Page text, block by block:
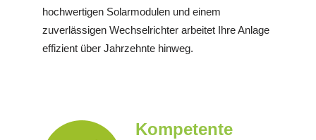
hochwertigen Solarmodulen und einem
zuverlässigen Wechselrichter arbeitet Ihre Anlage
effizient über Jahrzehnte hinweg.
Kompetente